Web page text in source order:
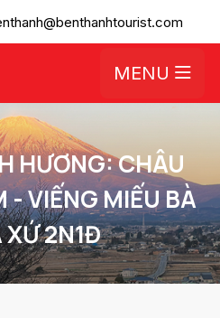
MENU
HƯƠNG: CHÂU
- VIẾNG MIẾU BÀ
2N1Đ